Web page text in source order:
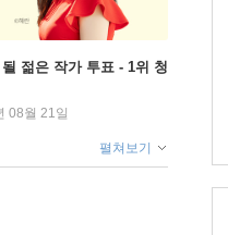
젊은 작가 투표 - 1위 청
08월 21일
펼쳐보기